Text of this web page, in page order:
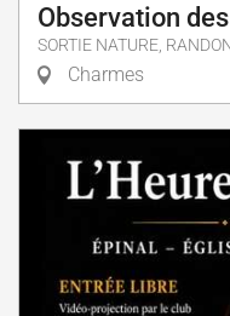
Observation
SORTIE NATURE,
Charmes